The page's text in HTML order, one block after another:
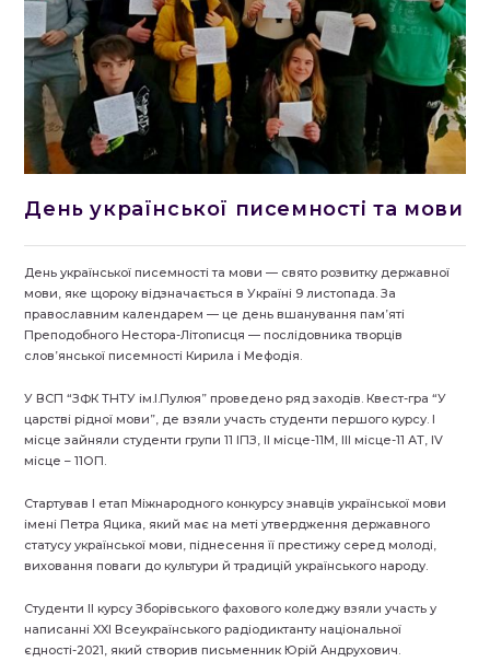
День української писемності та мови
День української писемності та мови — свято розвитку державної
мови, яке щороку відзначається в Україні 9 листопада. За
православним календарем — це день вшанування пам’яті
Преподобного Нестора-Літописця — послідовника творців
слов’янської писемності Кирила і Мефодія.
У ВСП “ЗФК ТНТУ ім.І.Пулюя” проведено ряд заходів. Квест-гра “У
царстві рідної мови”, де взяли участь студенти першого курсу. І
місце зайняли студенти групи 11 ІПЗ, ІІ місце-11М, ІІІ місце-11 АТ, ІV
місце – 11ОП.
Стартував І етап Міжнародного конкурсу знавців української мови
імені Петра Яцика, який має на меті утвердження державного
статусу української мови, піднесення її престижу серед молоді,
виховання поваги до культури й традицій українського народу.
Студенти ІІ курсу Зборівського фахового коледжу взяли участь у
написанні XXI Всеукраїнського радіодиктанту національної
єдності-2021, який створив письменник Юрій Андрухович.